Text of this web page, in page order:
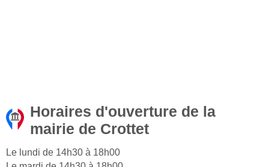
Horaires d'ouverture de la
mairie de Crottet
Le lundi de 14h30 à 18h00